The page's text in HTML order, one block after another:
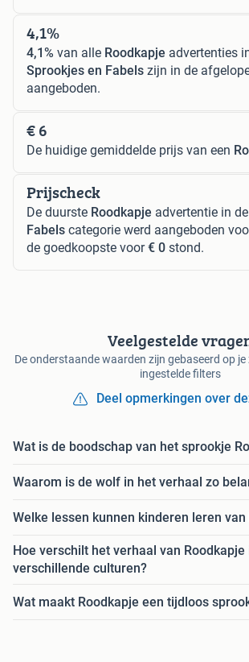
4,1%
4,1% van alle Roodkapje advertenties
Sprookjes en Fabels zijn in de
aangeboden.
€ 6
De huidige gemiddelde prijs van een
Prijscheck
De duurste Roodkapje advertentie in de
Fabels categorie werd aangeboden
de goedkoopste voor€ 0 stond.
Veelgestelde
De onderstaande waarden zijn gebaseerd op
ingestelde filters
Deel opmerkingen over
Wat is de boodschap van het sprookje
Waarom is de wolf in het verhaal zo
Welke lessen kunnen kinderen leren van
Hoe verschilt het verhaal van Roodkapje
verschillende culturen?
Wat maakt Roodkapje een tijdloos